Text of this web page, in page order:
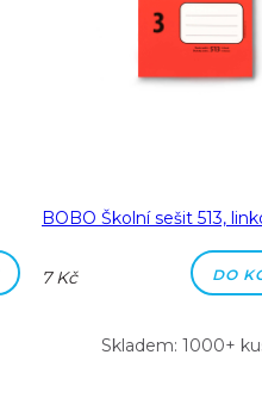
BOBO Školní sešit 513,
7 Kč DO
Skladem: 1000+